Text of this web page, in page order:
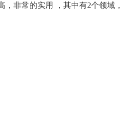
非常的实用 ，其中有2个领域，